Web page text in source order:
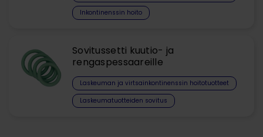
Inkontinenssin hoito
Sovitussetti kuutio- ja
rengaspessaareille
Laskeuman ja virtsainkontinenssin hoitotuotteet​
Laskeumatuotteiden sovitus